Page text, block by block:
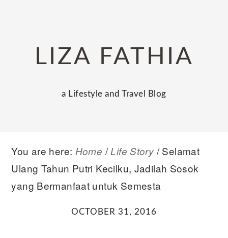
navigationLIZA FATHIA
a Lifestyle and Travel Blog
You are here: Home / Life Story /Selamat
Ulang Tahun Putri Kecilku, Jadilah Sosok
yang Bermanfaat untuk Semesta
OCTOBER 31, 2016